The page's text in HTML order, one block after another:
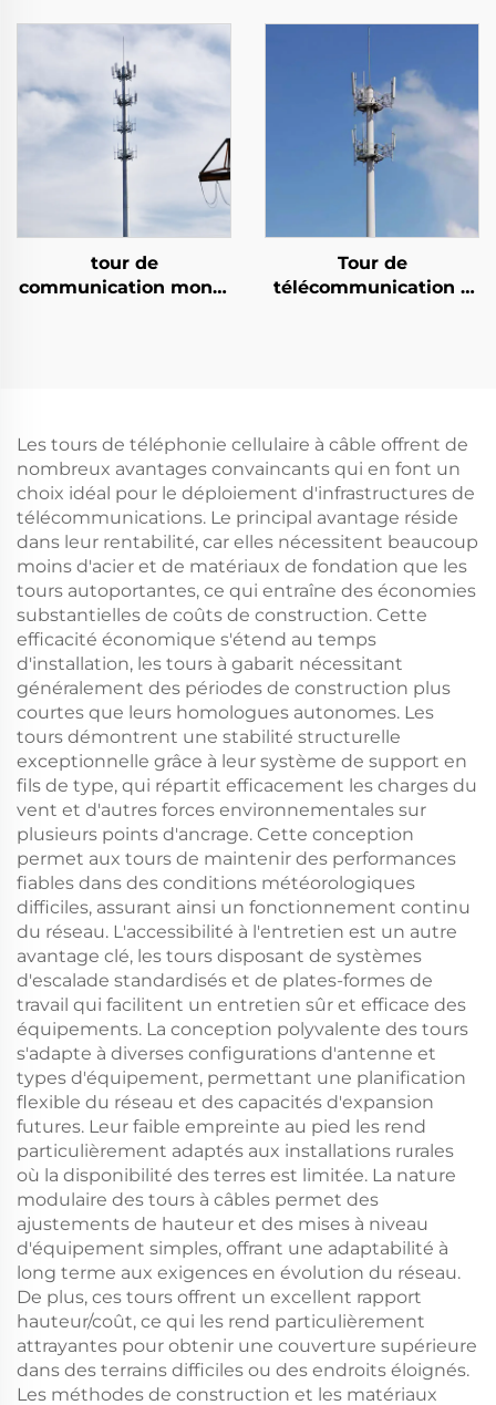
électrique réseau de
transmission de la
ligne de transmission
de la tour d'acier Prix
d'usine
communication mono-
tour de
communication mono-
Tour de
télécommunication à
Les tours de téléphonie cellulaire à câble offrent de
nombreux avantages convaincants qui en font un
choix idéal pour le déploiement d'infrastructures de
télécommunications. Le principal avantage réside
dans leur rentabilité, car elles nécessitent beaucoup
moins d'acier et de matériaux de fondation que les
tours autoportantes, ce qui entraîne des économies
substantielles de coûts de construction. Cette
efficacité économique s'étend au temps
d'installation, les tours à gabarit nécessitant
généralement des périodes de construction plus
courtes que leurs homologues autonomes. Les
tours démontrent une stabilité structurelle
exceptionnelle grâce à leur système de support en
fils de type, qui répartit efficacement les charges du
vent et d'autres forces environnementales sur
plusieurs points d'ancrage. Cette conception
permet aux tours de maintenir des performances
fiables dans des conditions météorologiques
difficiles, assurant ainsi un fonctionnement continu
du réseau. L'accessibilité à l'entretien est un autre
avantage clé, les tours disposant de systèmes
d'escalade standardisés et de plates-formes de
travail qui facilitent un entretien sûr et efficace des
équipements. La conception polyvalente des tours
s'adapte à diverses configurations d'antenne et
types d'équipement, permettant une planification
flexible du réseau et des capacités d'expansion
futures. Leur faible empreinte au pied les rend
particulièrement adaptés aux installations rurales
où la disponibilité des terres est limitée. La nature
modulaire des tours à câbles permet des
ajustements de hauteur et des mises à niveau
d'équipement simples, offrant une adaptabilité à
long terme aux exigences en évolution du réseau.
De plus, ces tours offrent un excellent rapport
hauteur/coût, ce qui les rend particulièrement
attrayantes pour obtenir une couverture supérieure
dans des terrains difficiles ou des endroits éloignés.
Les méthodes de construction et les matériaux